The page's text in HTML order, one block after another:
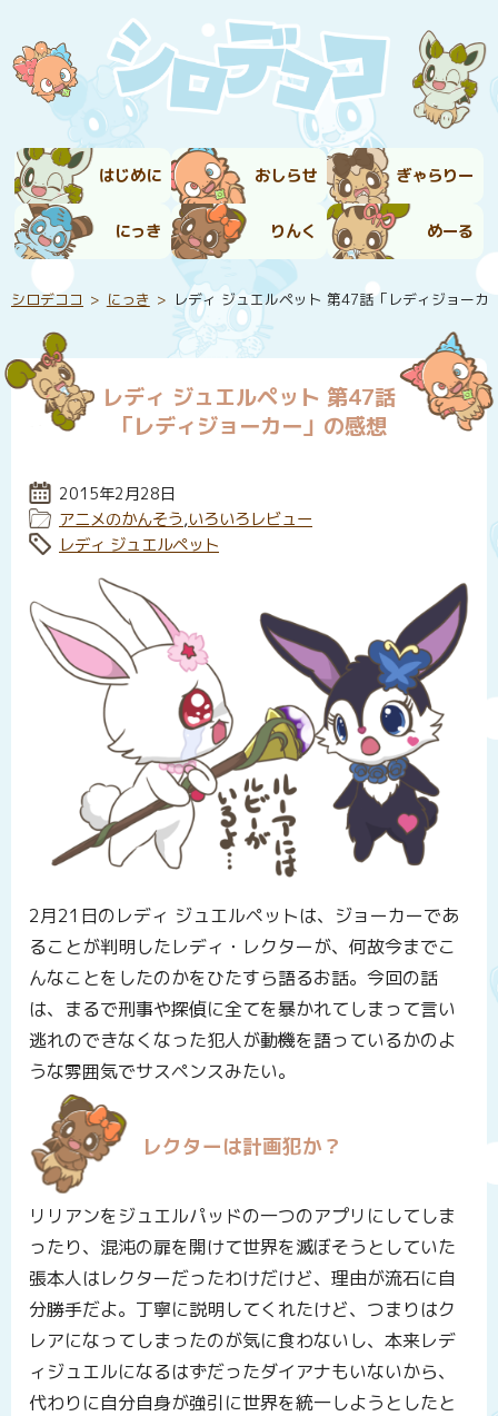
はじめに おしらせ ぎゃらりー
にっき りんく めーる
シロデココ にっき レディ ジュエルペット 第47話「レディジョーカ
レディ ジュエルペット 第47話
「レディジョーカー」の感想
投稿日:
2015年2月28日
カテゴリー:
アニメのかんそう,いろいろレビュー
タグ:
レディ ジュエルペット
2月21日のレディ ジュエルペットは、ジョーカーであ
ることが判明したレディ・レクターが、何故今までこ
んなことをしたのかをひたすら語るお話。今回の話
は、まるで刑事や探偵に全てを暴かれてしまって言い
逃れのできなくなった犯人が動機を語っているかのよ
うな雰囲気でサスペンスみたい。
レクターは計画犯か？
リリアンをジュエルパッドの一つのアプリにしてしま
ったり、混沌の扉を開けて世界を滅ぼそうとしていた
張本人はレクターだったわけだけど、理由が流石に自
分勝手だよ。丁寧に説明してくれたけど、つまりはク
レアになってしまったのが気に食わないし、本来レデ
ィジュエルになるはずだったダイアナもいないから、
代わりに自分自身が強引に世界を統一しようとしたと